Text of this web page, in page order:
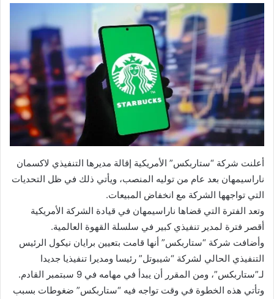
أعلنت شركة “ستاربكس” الأمريكية إقالة مديرها التنفيذي لاكسمان
ناراسيمهان بعد عام من توليه المنصب، ويأتي ذلك في ظل التحديات
التي تواجهها الشركة مع انخفاض المبيعات.
وتعد الفترة التي قضاها ناراسيمهان في قيادة الشركة الأمريكية
أقصر فترة لمدير تنفيذي كبير في سلسلة القهوة العالمية.
وأضافت شركة “ستاربكس” أنها قامت بتعيين برايان نيكول الرئيس
التنفيذي الحالي لشركة “شيبوتل” رئيسا ومديرا تنفيذيا جديدا
لـ”ستاربكس”، ومن المقرر أن يبدأ في مهامه في 9 سبتمبر القادم.
وتأتي هذه الخطوة في وقت تواجه فيه “ستاربكس” ضغوطات بسبب